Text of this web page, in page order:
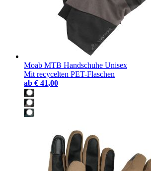
Moab MTB Handschuhe Unisex
Mit recycelten PET-Flaschen
ab € 41,00